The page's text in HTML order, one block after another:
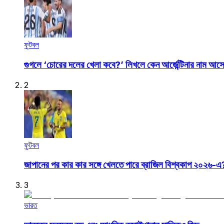
ফুটবল
গুগলে ‘চোরের দলের খেলা কবে?’ লিখলে কেন আর্জেন্টিনার নাম
2
ফুটবল
জাপানের পর কার কার সঙ্গে খেলতে পারে ব্রাজিল বিশ্বকাপ ২০২৬-
3
ভারত